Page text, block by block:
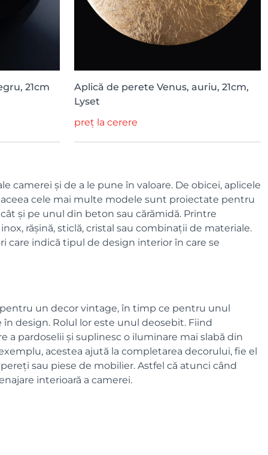
21cm
Aplică de perete Venus, auriu, 21cm,
Lyset
preț la cerere
și de a le pune în valoare. De obicei, aplicele
cele mai multe modele sunt proiectate pentru
și pe unul din beton sau cărămidă. Printre
rășină, sticlă, cristal sau combinații de materiale.
care indică tipul de design interior în care se
un decor vintage, în timp ce pentru unul
design. Rolul lor este unul deosebit. Fiind
a pardoselii și suplinesc o iluminare mai slabă din
acestea ajută la completarea decorului, fie el
sau piese de mobilier. Astfel că atunci când
interioară a camerei.